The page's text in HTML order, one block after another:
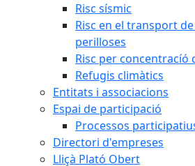
Risc sísmic
Risc en el transport
perilloses
Risc per concentracíó
Refugis climàtics
Entitats i associacions
Espai de participació
Processos
Directori d'empreses
Lliçà Plató Obert